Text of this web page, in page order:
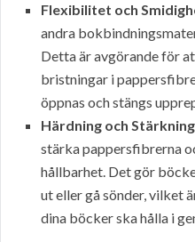
Flexibilitet och
andra
Detta är avgörande för
bristningar i
öppnas och stängs
Härdning och Stärkning
stärka pappersfibrerna
hållbarhet. Det gör
ut eller gå sönder, vilket
dina böcker ska hålla i